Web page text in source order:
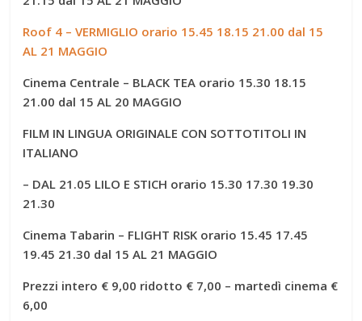
Roof 4 – VERMIGLIO orario 15.45 18.15 21.00 dal 15
AL 21 MAGGIO
Cinema Centrale – BLACK TEA orario 15.30 18.15
21.00 dal 15 AL 20 MAGGIO
FILM IN LINGUA ORIGINALE CON SOTTOTITOLI IN
ITALIANO
– DAL 21.05 LILO E STICH orario 15.30 17.30 19.30
21.30
Cinema Tabarin – FLIGHT RISK orario 15.45 17.45
19.45 21.30 dal 15 AL 21 MAGGIO
Prezzi intero € 9,00 ridotto € 7,00 – martedì cinema €
6,00